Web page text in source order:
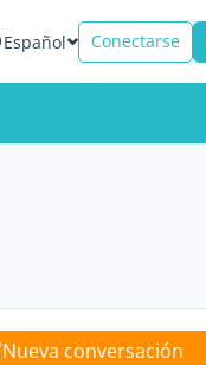
Español Conectarse
Nueva conversación